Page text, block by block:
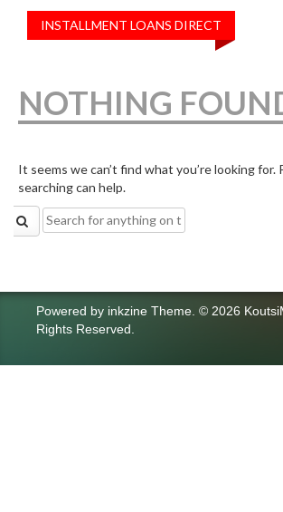
INSTALLMENT LOANS DIRECT
NOTHING
It seems we can’t find what you’re looking for.
searching can help.
Search
for:
Powered by inkzine Theme © 2026
Rights Reserved.